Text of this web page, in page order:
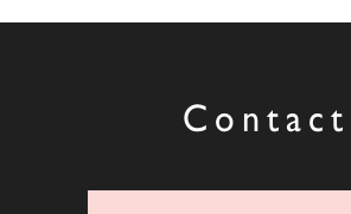
Contact